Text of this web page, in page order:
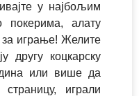
у најбољим
покерима, алату
за играње! Желите
другу коцкарску
или више да
играли